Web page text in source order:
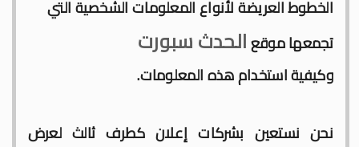
موعد مباراة المغرب وأمريكا في أولمبياد باريس 2024
البوسني روسمير سفيكو مدربا جديدا للرجاء الرياضي
المجموعات الكاملة لدوري التميز الجديد 2024
الخطوط العريضة لأنواع المعلومات الشخصية التي
تجمعها موقعالحدث سبورت
وكيفية استخدام هذه المعلومات.
نحن نستعين بشركات إعلان كطرف ثالث لعرض